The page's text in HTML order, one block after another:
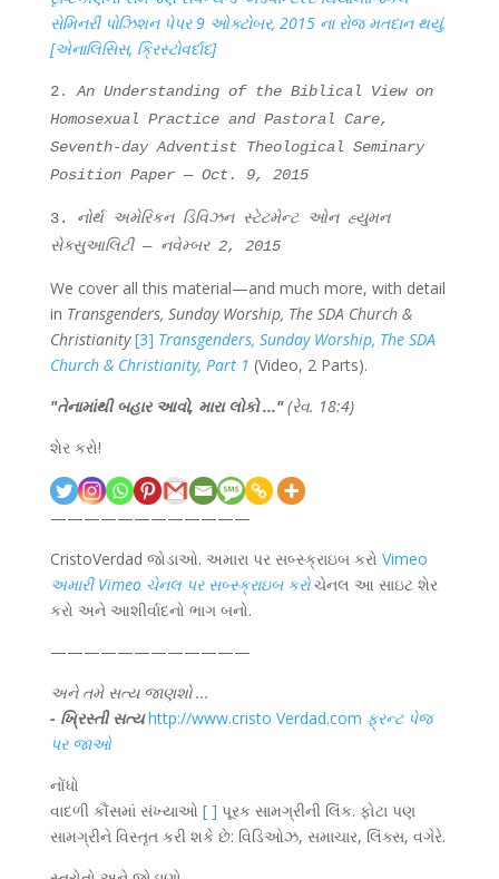
સેમિનરી પોઝિશન પેપર 9 ઓક્ટોબર, 2015 ના રોજ મતદાન થયું.
[એનાલિસિસ, ક્રિસ્ટોવર્દાદ]
2.
An Understanding of the Biblical View on
Homosexual Practice and Pastoral Care,
Seventh-day Adventist Theological Seminary
Position Paper — Oct. 9, 2015
3.
નોર્થ અમેરિકન ડિવિઝન સ્ટેટમેન્ટ ઓન હ્યુમન
સેક્સુઆલિટી — નવેમ્બર 2, 2015
We cover all this material—and much more, with detail
in Transgenders, Sunday Worship, The SDA Church &
Christianity [3] Transgenders, Sunday Worship, The SDA
Church & Christianity, Part 1 (Video, 2 Parts).
"તેનામાંથી બહાર આવો, મારા લોકો ..."(રેવ. 18:4)
શેર કરો!
————————————
CristoVerdad જોડાઓ. અમારા પર સબ્સ્ક્રાઇબ કરો Vimeo
અમારી Vimeo ચેનલ પર સબ્સ્ક્રાઇબ કરોચેનલ આ સાઇટ શેર
કરો અને આશીર્વાદનો ભાગ બનો.
————————————
અને તમે સત્ય જાણશો ...
- ખ્રિસ્તી સત્ય http://www.cristo Verdad.com ફ્રન્ટ પેજ
પર જાઓ
નોંધો
વાદળી કૌંસમાં સંખ્યાઓ [ ] પૂરક સામગ્રીની લિંક. ફોટા પણ
સામગ્રીને વિસ્તૃત કરી શકે છે: વિડિઓઝ, સમાચાર, લિંક્સ, વગેરે.